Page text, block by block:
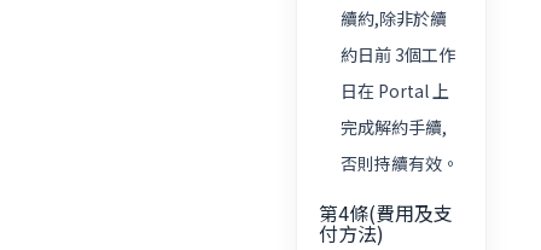
續約,除非於續
約日前 3個工作
日在 Portal 上
完成解約手續,
否則持續有效。
第4條(費用及支
付方法)